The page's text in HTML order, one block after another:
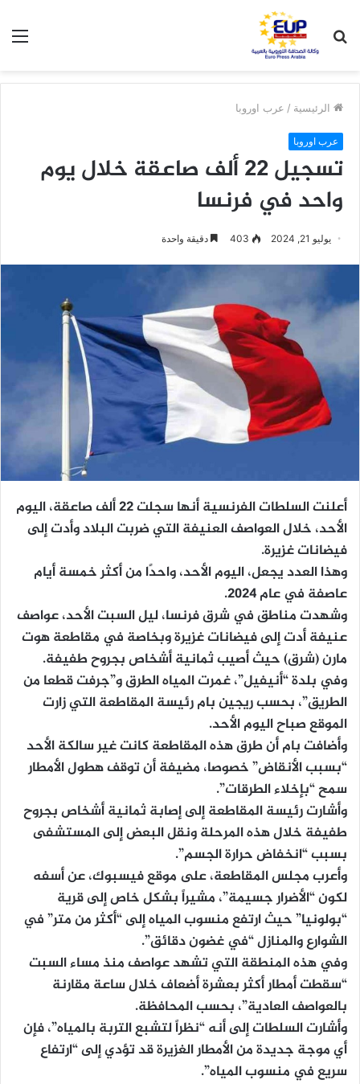
عن
الرئيسية / عرب اوروبا
عرب اوروبا
تسجيل 22 ألف صاعقة خلال يوم
واحد في فرنسا
يوليو 21, 2024 403 دقيقة واحدة
أعلنت السلطات الفرنسية أنها سجلت 22 ألف صاعقة، اليوم
الأحد، خلال العواصف العنيفة التي ضربت البلاد وأدت إلى
فيضانات غزيرة.
وهذا العدد يجعل، اليوم الأحد، واحدًا من أكثر خمسة أيام
عاصفة في عام 2024.
وشهدت مناطق في شرق فرنسا، ليل السبت الأحد، عواصف
عنيفة أدت إلى فيضانات غزيرة وبخاصة في مقاطعة هوت
مارن (شرق) حيث أصيب ثمانية أشخاص بجروح طفيفة.
وفي بلدة “أنيفيل”، غمرت المياه الطرق و”جرفت قطعا من
الطريق”، بحسب ريجين بام رئيسة المقاطعة التي زارت
الموقع صباح اليوم الأحد.
وأضافت بام أن طرق هذه المقاطعة كانت غير سالكة الأحد
“بسبب الأنقاض” خصوصا، مضيفة أن توقف هطول الأمطار
سمح “بإخلاء الطرقات”.
وأشارت رئيسة المقاطعة إلى إصابة ثمانية أشخاص بجروح
طفيفة خلال هذه المرحلة ونقل البعض إلى المستشفى
بسبب “انخفاض حرارة الجسم”.
وأعرب مجلس المقاطعة، على موقع فيسبوك، عن أسفه
لكون “الأضرار جسيمة”، مشيراً بشكل خاص إلى قرية
“بولونيا” حيث ارتفع منسوب المياه إلى “أكثر من متر” في
الشوارع والمنازل “في غضون دقائق”.
وفي هذه المنطقة التي تشهد عواصف منذ مساء السبت
“سقطت أمطار أكثر بعشرة أضعاف خلال ساعة مقارنة
بالعواصف العادية”، بحسب المحافظة.
وأشارت السلطات إلى أنه “نظراً لتشبع التربة بالمياه”، فإن
أي موجة جديدة من الأمطار الغزيرة قد تؤدي إلى “ارتفاع
سريع في منسوب المياه”.